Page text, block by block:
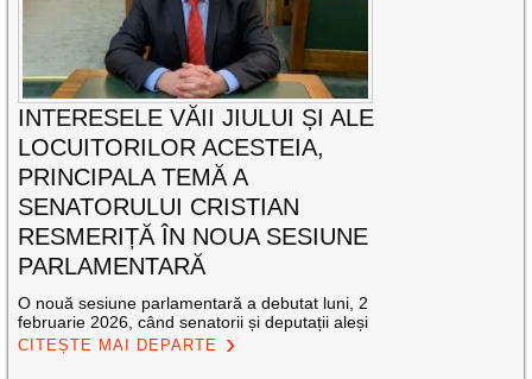
INTERESELE VĂII JIULUI ȘI ALE
LOCUITORILOR ACESTEIA,
PRINCIPALA TEMĂ A
SENATORULUI CRISTIAN
RESMERIȚĂ ÎN NOUA SESIUNE
PARLAMENTARĂ
O nouă sesiune parlamentară a debutat luni, 2
februarie 2026, când senatorii și deputații aleși
CITEȘTE MAI DEPARTE